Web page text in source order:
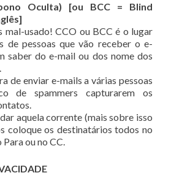
Oculta) [ou BCC = Blind
mal-usado! CCO ou BCC é o lugar
de pessoas que vão receber o e-
saber do e-mail ou dos nome dos
de enviar e-mails a várias pessoas
de spammers capturarem os
aquela corrente (mais sobre isso
coloque os destinatários todos no
ou no CC.